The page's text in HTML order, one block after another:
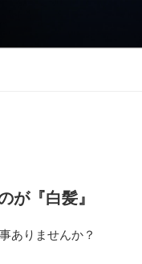
が『白髪』
ありませんか？